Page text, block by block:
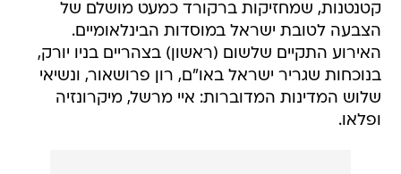
קטנטנות, שמחזיקות ברקורד כמעט מושלם של
הצבעה לטובת ישראל במוסדות הבינלאומיים.
האירוע התקיים שלשום (ראשון) בצהריים בניו יורק,
בנוכחות שגריר ישראל באו"ם, רון פרושאור, ונשיאי
שלוש המדינות המדוברות: איי מרשל, מיקרונזיה
ופלאו.